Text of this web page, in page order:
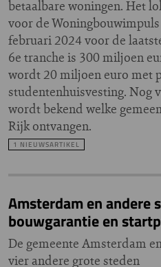
betaalbare woningen. Het
voor de
februari 2024 voor de
6e tranche is 300 miljoen
wordt 20 miljoen euro met
studentenhuisvesting. Nog
wordt bekend welke
Rijk ontvangen.
1 NIEUWSARTIKEL
Amsterdam en andere
bouwgarantie en
De gemeente Amsterdam
vier andere grote steden